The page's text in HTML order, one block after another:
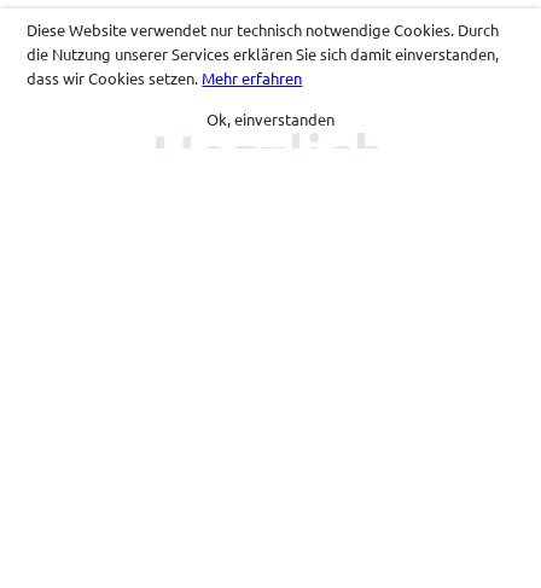
Herzlich
Diese Website verwendet nur technisch notwendige Cookies. Durch
die Nutzung unserer Services erklären Sie sich damit einverstanden,
dass wir Cookies setzen. Mehr erfahren
Ok, einverstanden